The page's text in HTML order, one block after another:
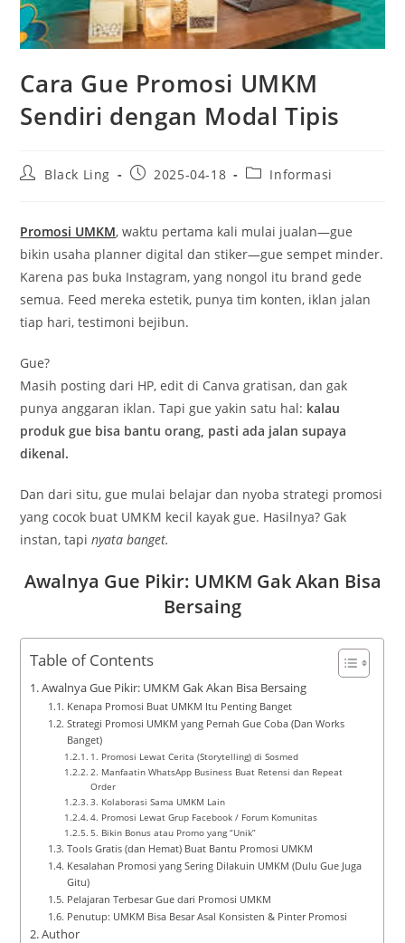
Cara Gue Promosi UMKM
Sendiri dengan Modal Tipis
PostBlack Ling
Post2025-04-18
PostInformasi
Promosi UMKM, waktu pertama kali mulai jualan—gue
bikin usaha planner digital dan stiker—gue sempet minder.
Karena pas buka Instagram, yang nongol itu brand gede
semua. Feed mereka estetik, punya tim konten, iklan jalan
tiap hari, testimoni bejibun.
Gue?
Masih posting dari HP, edit di Canva gratisan, dan gak
punya anggaran iklan. Tapi gue yakin satu hal: kalau
produk gue bisa bantu orang, pasti ada jalan supaya
dikenal.
Dan dari situ, gue mulai belajar dan nyoba strategi promosi
yang cocok buat UMKM kecil kayak gue. Hasilnya? Gak
instan, tapinyata banget.
Awalnya Gue Pikir: UMKM Gak Akan Bisa
Bersaing
Table of Contents
Awalnya Gue Pikir: UMKM Gak Akan Bisa Bersaing
Kenapa Promosi Buat UMKM Itu Penting Banget
Strategi Promosi UMKM yang Pernah Gue Coba (Dan Works
Banget)
1. Promosi Lewat Cerita (Storytelling) di Sosmed
2. Manfaatin WhatsApp Business Buat Retensi dan Repeat
Order
3. Kolaborasi Sama UMKM Lain
4. Promosi Lewat Grup Facebook / Forum Komunitas
5. Bikin Bonus atau Promo yang “Unik”
Tools Gratis (dan Hemat) Buat Bantu Promosi UMKM
Kesalahan Promosi yang Sering Dilakuin UMKM (Dulu Gue Juga
Gitu)
Pelajaran Terbesar Gue dari Promosi UMKM
Penutup: UMKM Bisa Besar Asal Konsisten & Pinter Promosi
Author